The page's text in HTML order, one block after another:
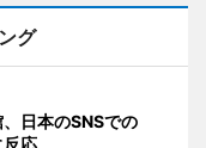
グ
日本のSNSでの
反応